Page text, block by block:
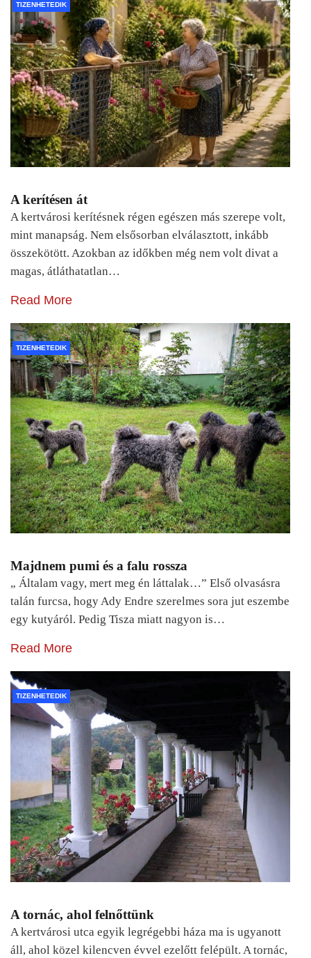
TIZENHETEDIK
A kerítésen át
A kertvárosi kerítésnek régen egészen más szerepe volt,
mint manapság. Nem elsősorban elválasztott, inkább
összekötött. Azokban az időkben még nem volt divat a
magas, átláthatatlan…
Read More
TIZENHETEDIK
Majdnem pumi és a falu rossza
„ Általam vagy, mert meg én láttalak…” Első olvasásra
talán furcsa, hogy Ady Endre szerelmes sora jut eszembe
egy kutyáról. Pedig Tisza miatt nagyon is…
Read More
TIZENHETEDIK
A tornác, ahol felnőttünk
A kertvárosi utca egyik legrégebbi háza ma is ugyanott
áll, ahol közel kilencven évvel ezelőtt felépült. A tornác,